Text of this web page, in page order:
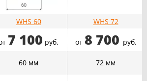
WHS 60 WHS 72
7 100 руб. от 8 700 руб.
60 мм 72 мм